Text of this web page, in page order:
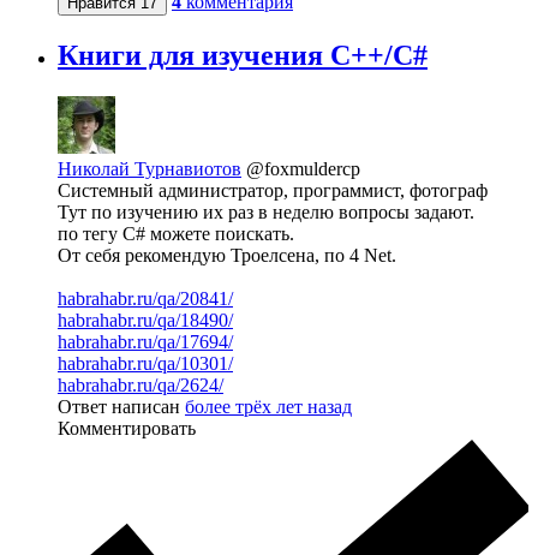
Книги для изучения C++/C#
Николай Турнавиотов @foxmuldercp
Системный администратор, программист, фотограф
Тут по изучению их раз в неделю вопросы задают.
по тегу C# можете поискать.
От себя рекомендую Троелсена, по 4 Net.
habrahabr.ru/qa/20841/
habrahabr.ru/qa/18490/
habrahabr.ru/qa/17694/
habrahabr.ru/qa/10301/
habrahabr.ru/qa/2624/
Ответ написан более трёх лет назад
Комментировать